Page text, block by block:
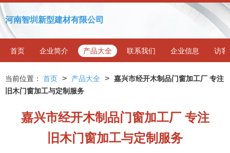
河南智圳新型建材有限公司
首页 企业简介 产品大全 联系我们 企业信息 访客
当前位置： 首页 > 产品大全 > 嘉兴市经开木制品门窗加工厂 专注
旧木门窗加工与定制服务
嘉兴市经开木制品门窗加工厂 专注
旧木门窗加工与定制服务